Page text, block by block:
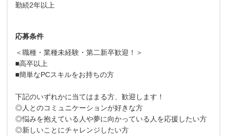
勤続2年以上
応募条件
＜職種・業種未経験・第二新卒歓迎！＞
■高卒以上
■簡単なPCスキルをお持ちの方
下記のいずれかに当てはまる方、歓迎します！
◎人とのコミュニケーションが好きな方
◎悩みを抱えている人や夢に向かっている人を応援したい方
◎新しいことにチャレンジしたい方